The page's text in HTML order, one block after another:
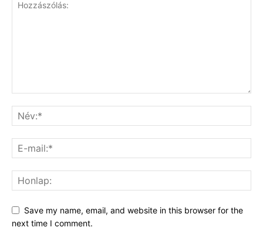
Save my name, email, and website in this browser for the
next time I comment.